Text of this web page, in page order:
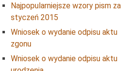
Najpopularniejsze wzory pism za
styczeń 2015
Wniosek o wydanie odpisu aktu
zgonu
Wniosek o wydanie odpisu aktu